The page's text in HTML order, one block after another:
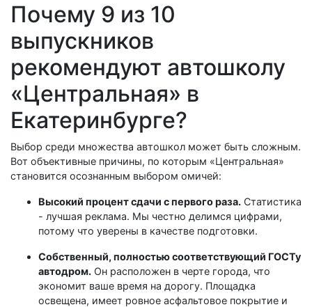
Почему 9 из 10
выпускников
рекомендуют автошколу
«Центральная» в
Екатеринбурге?
Выбор среди множества автошкол может быть сложным.
Вот объективные причины, по которым «Центральная»
становится осознанным выбором омичей:
Высокий процент сдачи с первого раза. Статистика
- лучшая реклама. Мы честно делимся цифрами,
потому что уверены в качестве подготовки.
Собственный, полностью соответствующий ГОСТу
автодром. Он расположен в черте города, что
экономит ваше время на дорогу. Площадка
освещена, имеет ровное асфальтовое покрытие и